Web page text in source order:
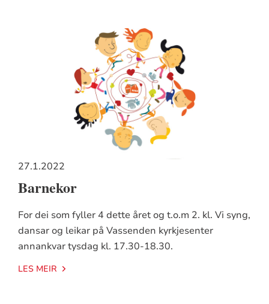
27.1.2022
Barnekor
For dei som fyller 4 dette året og t.o.m 2. kl. Vi syng,
dansar og leikar på Vassenden kyrkjesenter
annankvar tysdag kl. 17.30-18.30.
LES MEIR